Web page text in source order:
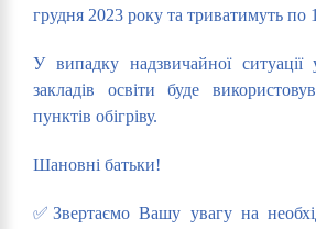
грудня 2023 року та триватимуть по
У випадку надзвичайної ситуації
закладів освіти буде
пунктів обігріву.
Шановні батьки!
✅Звертаємо Вашу увагу на